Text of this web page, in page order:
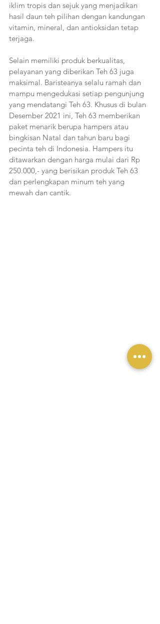
iklim tropis dan sejuk yang menjadikan
hasil daun teh pilihan dengan kandungan
vitamin, mineral, dan antioksidan tetap
terjaga.
Selain memiliki produk berkualitas,
pelayanan yang diberikan Teh 63 juga
maksimal. Baristeanya selalu ramah dan
mampu mengedukasi setiap pengunjung
yang mendatangi Teh 63. Khusus di bulan
Desember 2021 ini, Teh 63 memberikan
paket menarik berupa hampers atau
bingkisan Natal dan tahun baru bagi
pecinta teh di Indonesia. Hampers itu
ditawarkan dengan harga mulai dari Rp
250.000,- yang berisikan produk Teh 63
dan perlengkapan minum teh yang
mewah dan cantik.